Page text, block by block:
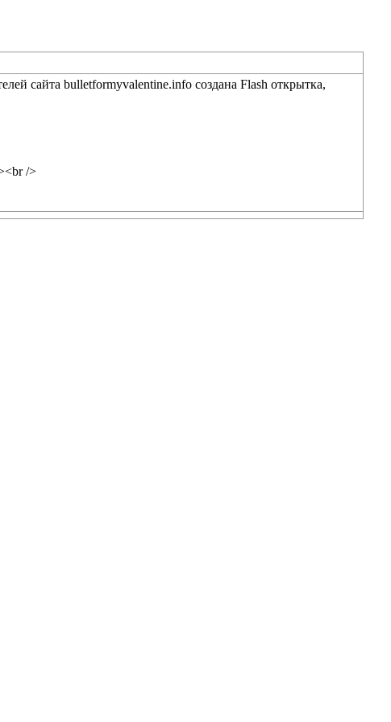
сайта bulletformyvalentine.info создана Flash открытка,
/>